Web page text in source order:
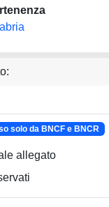
solo da BNCF e BNCR
allegato